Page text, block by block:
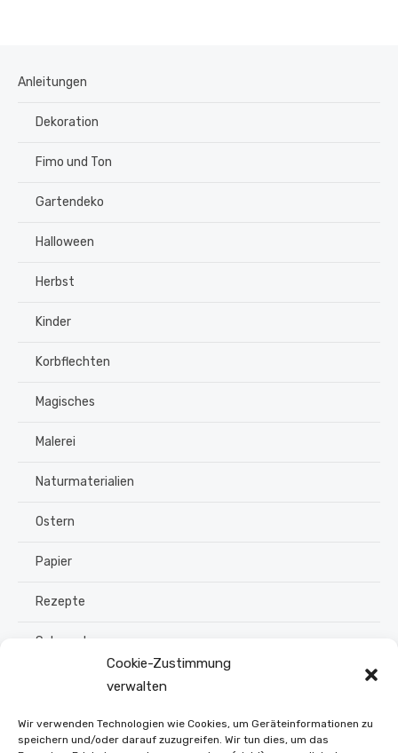
Cookie-Zustimmung
verwalten
Wir verwenden Technologien wie Cookies, um Geräteinformationen zu
speichern und/oder darauf zuzugreifen. Wir tun dies, um das
Anleitungen
Dekoration
Fimo und Ton
Gartendeko
Halloween
Herbst
Kinder
Korbflechten
Magisches
Malerei
Naturmaterialien
Ostern
Papier
Rezepte
Schmuck
Upcycling